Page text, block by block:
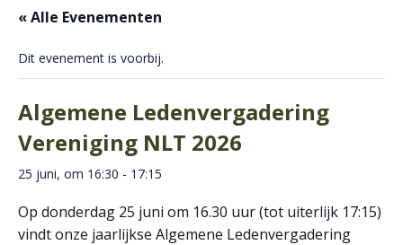
« Alle Evenementen
Dit evenement is voorbij.
Algemene Ledenvergadering
Vereniging NLT 2026
25 juni, om 16:30 - 17:15
Op donderdag 25 juni om 16.30 uur (tot uiterlijk 17:15)
vindt onze jaarlijkse Algemene Ledenvergadering